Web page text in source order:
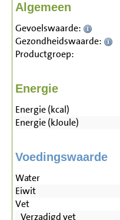
Algemeen
Gevoelswaarde:
Gezondheidswaarde:
Productgroep:
Energie
Energie (kcal)
Energie (kJoule)
Voedingswaarde
Water
Eiwit
Vet
Verzadigd vet